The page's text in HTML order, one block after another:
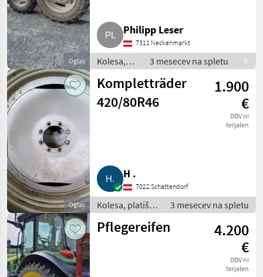
Oglas
Philipp Leser
7311 Neckenmarkt
Kolesa,
platišča in
pnevmatike
/ Komplet
kolesa
3 mesecev na spletu R
Oglas
Kompletträder
420/80R46
1.900
€
DDV ni
terjalen
H .
7022 Schattendorf
Kolesa, platišča
in pnevmatike /
Komplet kolesa
3 mesecev na spletu
Pflegereifen
4.200
€
DDV ni
terjalen